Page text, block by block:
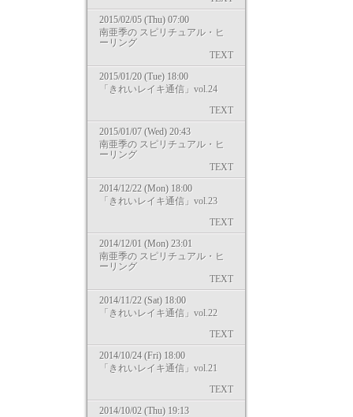
2015/02/05 (Thu) 07:00
南亜季の スピリチュアル・ヒ
ーリング
TEXT
2015/01/20 (Tue) 18:00
「きれいレイキ通信」vol.24
TEXT
2015/01/07 (Wed) 20:43
南亜季の スピリチュアル・ヒ
ーリング
TEXT
2014/12/22 (Mon) 18:00
「きれいレイキ通信」vol.23
TEXT
2014/12/01 (Mon) 23:01
南亜季の スピリチュアル・ヒ
ーリング
TEXT
2014/11/22 (Sat) 18:00
「きれいレイキ通信」vol.22
TEXT
2014/10/24 (Fri) 18:00
「きれいレイキ通信」vol.21
TEXT
2014/10/02 (Thu) 19:13